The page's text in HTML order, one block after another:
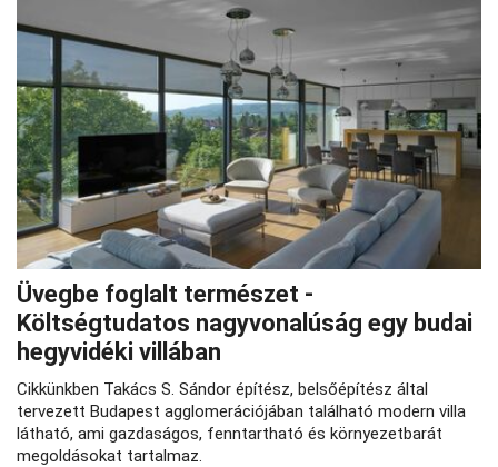
Üvegbe foglalt természet -
Költségtudatos nagyvonalúság egy budai
hegyvidéki villában
Cikkünkben Takács S. Sándor építész, belsőépítész által
tervezett Budapest agglomerációjában található modern villa
látható, ami gazdaságos, fenntartható és környezetbarát
megoldásokat tartalmaz.